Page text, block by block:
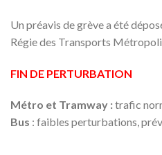
Un préavis de grève a été
Régie des Transports
FIN DE PERTURBATION
Métro et Tramway :trafic
Bus : faibles perturbations,